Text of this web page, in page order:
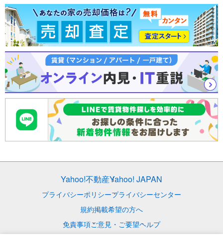
Yahoo!不動産Yahoo! JAPAN
プライバシーポリシープライバシーセンター
規約掲載希望の方へ
免責事項ご意見・ご要望ヘルプ
© LY Corporation